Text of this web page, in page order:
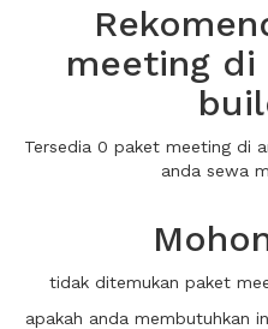
meeting di
Tersedia 0 paket meeting di
anda sewa
tidak ditemukan paket
apakah anda membutuhkan